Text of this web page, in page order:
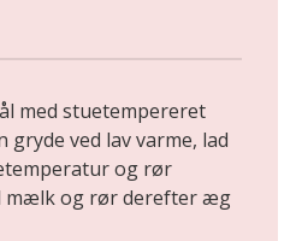
med stuetempereret
gryde ved lav varme, lad
og rør
mælk og rør derefter æg